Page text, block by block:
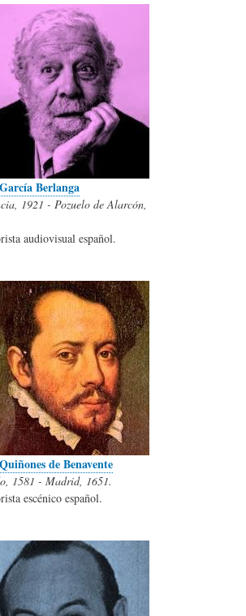
Berlanga
1921 - Pozuelo de Alarcón,
audiovisual español.
de Benavente
1581 - Madrid, 1651.
escénico español.